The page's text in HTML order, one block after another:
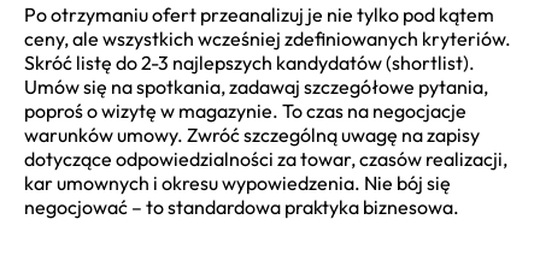
Po otrzymaniu ofert przeanalizuj je nie tylko pod kątem
ceny, ale wszystkich wcześniej zdefiniowanych kryteriów.
Skróć listę do 2-3 najlepszych kandydatów (shortlist).
Umów się na spotkania, zadawaj szczegółowe pytania,
poproś o wizytę w magazynie. To czas na negocjacje
warunków umowy. Zwróć szczególną uwagę na zapisy
dotyczące odpowiedzialności za towar, czasów realizacji,
kar umownych i okresu wypowiedzenia. Nie bój się
negocjować – to standardowa praktyka biznesowa.